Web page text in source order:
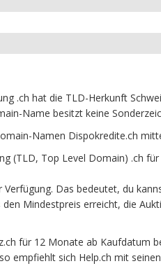
.ch hat die TLD-Herkunft
Name besitzt keine
Namen Dispokredite.ch
(TLD, Top Level Domain) .ch für
Das bedeutet, du
Mindestpreis erreicht, die
für 12 Monate ab Kaufdatum
empfiehlt sich Help.ch mit